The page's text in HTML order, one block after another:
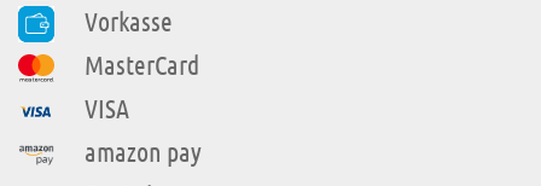
Vorkasse
MasterCard
VISA
amazon pay